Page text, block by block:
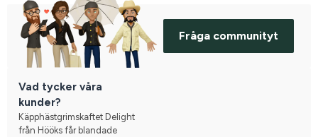
Fråga communityt
Vad tycker våra
kunder?
Käpphästgrimskaftet Delight
från Hööks får blandade